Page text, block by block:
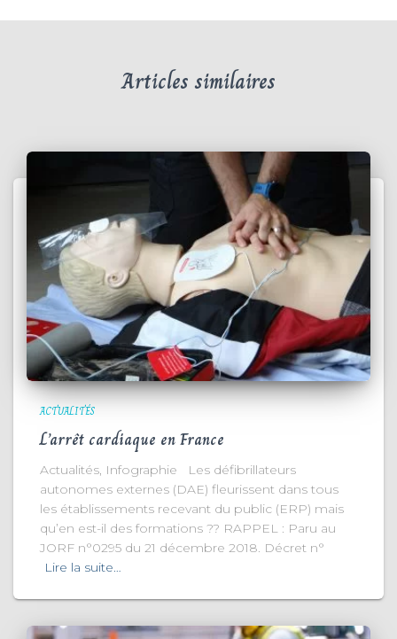
Articles similaires
ACTUALITÉS
L’arrêt cardiaque en France
Actualités, Infographie Les défibrillateurs
autonomes externes (DAE) fleurissent dans tous
les établissements recevant du public (ERP) mais
qu’en est-il des formations ?? RAPPEL : Paru au
JORF n°0295 du 21 décembre 2018. Décret n°
Lire la suite…